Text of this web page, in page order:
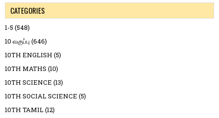
CATEGORIES
1-5 (548)
10 வகுப்பு (646)
10TH ENGLISH (5)
10TH MATHS (10)
10TH SCIENCE (13)
10TH SOCIAL SCIENCE (5)
10TH TAMIL(12)